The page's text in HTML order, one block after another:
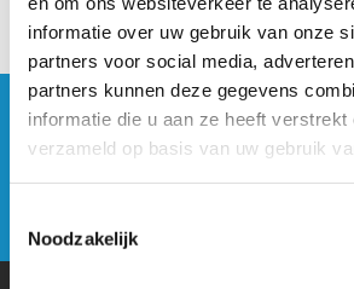
informatie over uw gebruik van onze
partners voor social media,
partners kunnen deze gegevens
informatie die u aan ze heeft verstrekt
verzameld op basis van uw gebruik
Noodzakelijk
Blijf op de hoogte en schrijf
nieuwsbrief